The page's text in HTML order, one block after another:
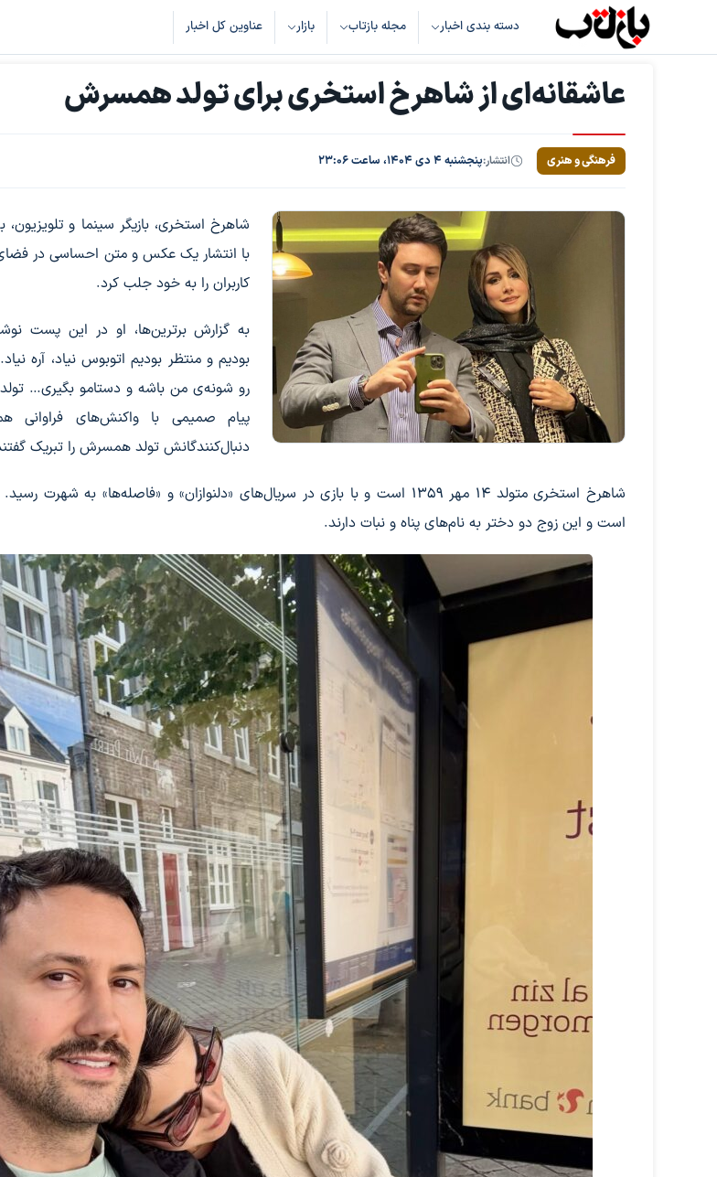
دسته بندی اخبار مجله بازتاب بازار عناوین کل اخبار
عاشقانه‌ای از شاهرخ استخری برای تولد همسرش
فرهنگی و هنری انتشار:پنجشنبه ۴ دی ۱۴۰۴، ساعت ۲۳:۰۶
شاهرخ استخری، بازیگر سینما و
با انتشار یک عکس و متن احساسی در
کاربران را به خود جلب کرد.
به گزارش برترین‌ها، او در این پست
بودیم و منتظر بودیم اتوبوس نیاد، آره
رو شونه‌ی من باشه و دستامو بگیری…
پیام صمیمی با واکنش‌های فراوانی
دنبال‌کنندگانش تولد همسرش را تبریک
شاهرخ استخری متولد ۱۴ مهر ۱۳۵۹ است و با بازی در سریال‌های «دلنوازان» و «فاصله‌ها» به
است و این زوج دو دختر به نام‌های پناه و نبات دارند.